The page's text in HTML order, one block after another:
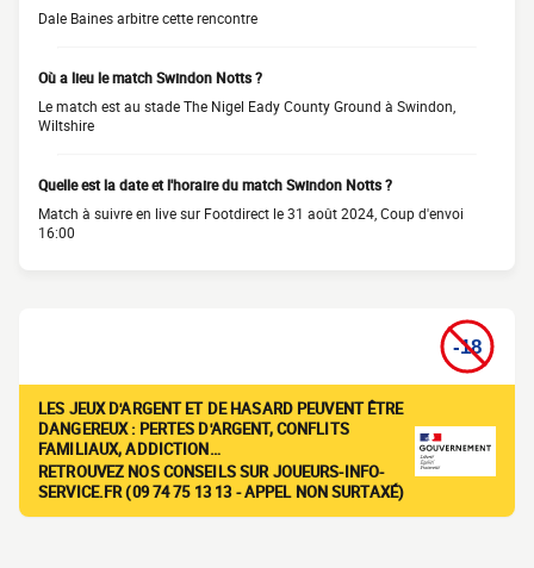
Dale Baines arbitre cette rencontre
Où a lieu le match Swindon Notts ?
Le match est au stade The Nigel Eady County Ground à Swindon,
Wiltshire
Quelle est la date et l'horaire du match Swindon Notts ?
Match à suivre en live sur Footdirect le 31 août 2024, Coup d'envoi
16:00
LES JEUX D'ARGENT ET DE HASARD PEUVENT ÊTRE
DANGEREUX : PERTES D'ARGENT, CONFLITS
FAMILIAUX, ADDICTION…
RETROUVEZ NOS CONSEILS SUR JOUEURS-INFO-
SERVICE.FR (09 74 75 13 13 - APPEL NON SURTAXÉ)